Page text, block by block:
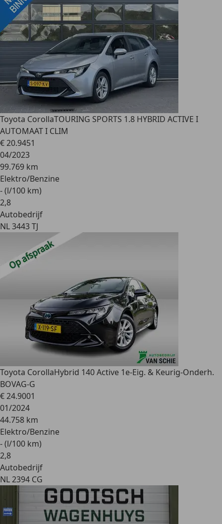
Toyota CorollaTOURING SPORTS 1.8 HYBRID ACTIVE I
AUTOMAAT I CLIM
€ 20.9451
04/2023
99.769 km
Elektro/Benzine
- (l/100 km)
2,8
Autobedrijf
NL 3443 TJ
Toyota CorollaHybrid 140 Active 1e-Eig. & Keurig-Onderh.
BOVAG-G
€ 24.9001
01/2024
44.758 km
Elektro/Benzine
- (l/100 km)
2,8
Autobedrijf
NL 2394 CG